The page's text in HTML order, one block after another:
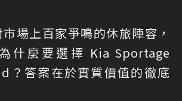
場上百家爭鳴的休旅陣容，
什麼要選擇 Kia Sportage
？答案在於實質價值的徹底